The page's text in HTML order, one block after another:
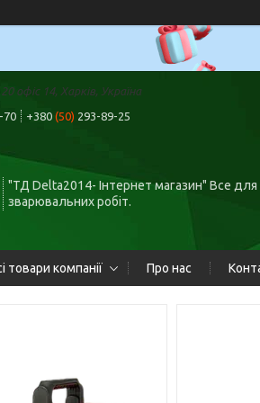
офіс 14, Харків, Україна
70 +380 (50) 293-89-25
"ТД Delta2014- Інтернет магазин" Все для
зварювальних робіт.
товари компанії Про нас